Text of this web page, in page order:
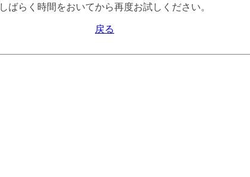
しばらく時間をおいてから再度お試しください。
戻る